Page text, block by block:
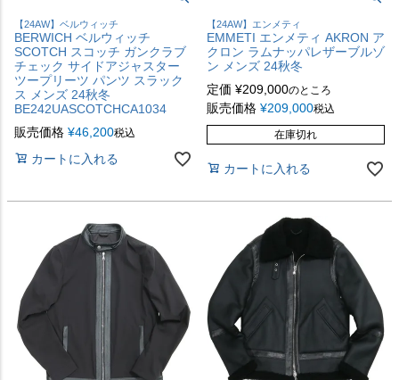
【24AW】ベルウィッチ
BERWICH ベルウィッチ
SCOTCH スコッチ ガンクラブ
チェック サイドアジャスター
ツープリーツ パンツ スラック
ス メンズ 24秋冬
BE242UASCOTCHCA1034
販売価格 ¥46,200税込
カートに入れる
【24AW】エンメティ
EMMETI エンメティ AKRON ア
クロン ラムナッパレザーブルゾ
ン メンズ 24秋冬
定価 ¥209,000のところ
販売価格 ¥209,000税込
在庫切れ
カートに入れる